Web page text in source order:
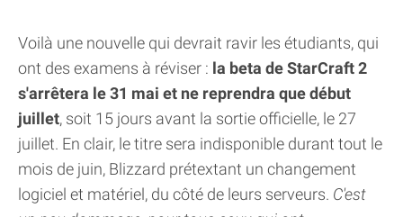
Voilà une nouvelle qui devrait ravir les étudiants, qui
ont des examens à réviser : la beta de StarCraft 2
s'arrêtera le 31 mai et ne reprendra que début
juillet, soit 15 jours avant la sortie officielle, le 27
juillet. En clair, le titre sera indisponible durant tout le
mois de juin, Blizzard prétextant un changement
logiciel et matériel, du côté de leurs serveurs. C'est